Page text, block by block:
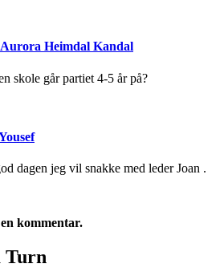
Heimdal Kandal
skole går partiet 4-5 år på?
dagen jeg vil snakke med leder Joan .
kommentar.
Turn